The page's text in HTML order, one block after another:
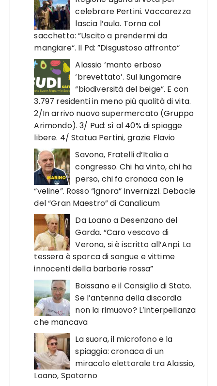
celebrare Pertini. Vaccarezza
lascia l’aula. Torna col
sacchetto: ”Uscito a prendermi da
mangiare“. Il Pd: ”Disgustoso affronto“
Alassio ‘manto erboso
‘brevettato’. Sul lungomare
“biodiversità del beige”. E con
3.797 residenti in meno più qualità di vita.
2/In arrivo nuovo supermercato (Gruppo
Arimondo). 3/ Pud: sì al 40% di spiagge
libere. 4/ Statua Pertini, grazie Flavio
Savona, Fratelli d’Italia a
congresso. Chi ha vinto, chi ha
perso, chi fa cronaca con le
“veline”. Rosso “ignora” Invernizzi. Debacle
del “Gran Maestro” di Canalicum
Da Loano a Desenzano del
Garda. “Caro vescovo di
Verona, si è iscritto all’Anpi. La
tessera è sporca di sangue e vittime
innocenti della barbarie rossa”
Boissano e il Consiglio di Stato.
Se l’antenna della discordia
non la rimuovo? L’interpellanza
che mancava
La suora, il microfono e la
spiaggia: cronaca di un
miracolo elettorale tra Alassio,
Loano, Spotorno